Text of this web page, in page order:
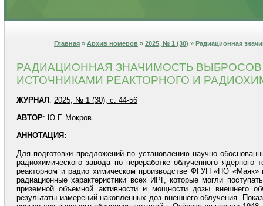
Главная » Архив номеров » 2025, № 1 (30) » Радиационная
РАДИАЦИОННАЯ ЗНАЧИМОСТЬ
ИСТОЧНИКАМИ РЕАКТОРНОГО И
ЖУРНАЛ : 2025, № 1 (30), с. 44-56
АВТОР: Ю.Г. Мокров
АННОТАЦИЯ:
Для подготовки предложений по установлению научно
радиохимического завода по переработке облученного
реакторном и радио химическом производстве ФГУП «ПО «Маяк»
радиационные характеристики всех ИРГ, которые могли
приземной объемной активности и мощности дозы внешнего
результаты измерений накопленных доз внешнего облучения.